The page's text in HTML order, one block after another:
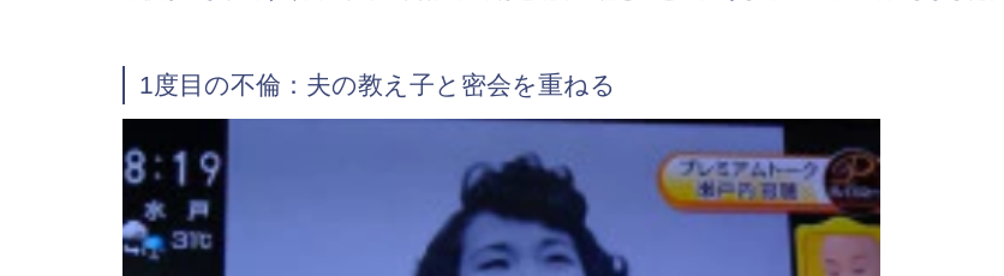
1度目の不倫：夫の教え子と密会を重ねる